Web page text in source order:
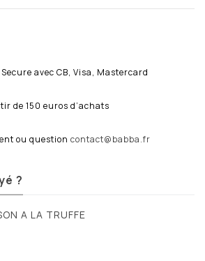
avec CB, Visa, Mastercard
de 150 euros d’achats
ou question contact@babba.fr
?
A LA TRUFFE